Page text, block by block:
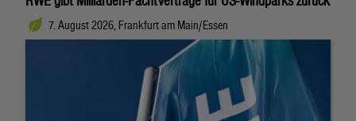
7. August 2026, Frankfurt am Main/Essen